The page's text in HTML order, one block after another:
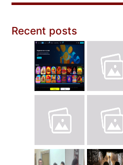
Recent posts